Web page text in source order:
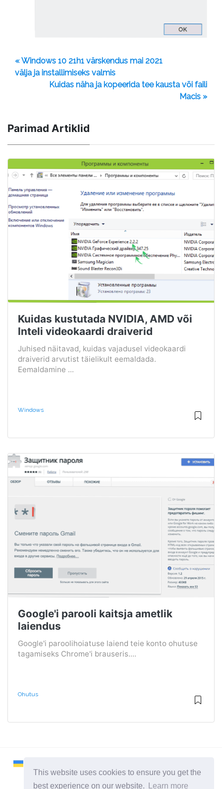
This website uses cookies to ensure you get the
best experience on our website.
Learn more
« Windows 10 21h1 värskendus mai 2021
välja ja installimiseks valmis
Kuidas näha ja kopeerida tee kausta või faili
Macis »
Parimad Artiklid
Kuidas kustutada NVIDIA, AMD või
Inteli videokaardi draiverid
Juhised näitavad, kuidas vajadusel videokaardi
draiverid arvutist täielikult eemaldada.
Eemaldamine ...
Windows
Google'i parooli kaitsja ametlik
laiendus
Google'i paroolihoiatuse laiend teie konto ohutuse
tagamiseks Chrome'i brauseris....
Ohutus